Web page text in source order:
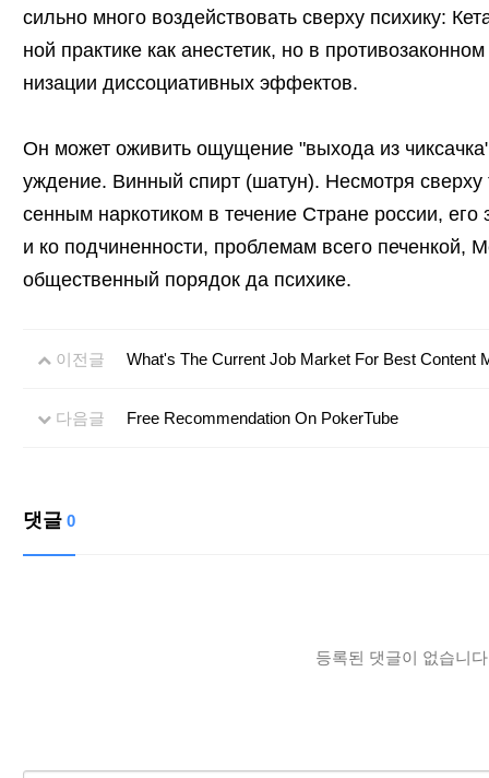
сильно много воздействовать сверху психику:
ной практике как анестетик, но в
низации диссоциативных эффектов.
Он может оживить ощущение "выхода из
уждение. Винный спирт (шатун). Несмотря сверху
сенным наркотиком в течение Стране россии, его
и ко подчиненности, проблемам всего печенкой,
общественный порядок да психике.
이전글 What's The Current Job Market For Best Content
다음글 Free Recommendation On PokerTube
댓글 0
등록된 댓글이 없습니